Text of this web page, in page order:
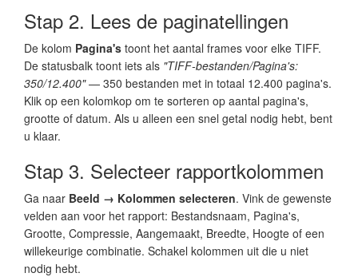
Stap 2. Lees de paginatellingen
De kolom Pagina's toont het aantal frames voor elke TIFF.
De statusbalk toont iets als "TIFF-bestanden/Pagina's:
350/12.400"— 350 bestanden met in totaal 12.400 pagina's.
Klik op een kolomkop om te sorteren op aantal pagina's,
grootte of datum. Als u alleen een snel getal nodig hebt, bent
u klaar.
Stap 3. Selecteer rapportkolommen
Ga naar Beeld → Kolommen selecteren. Vink de gewenste
velden aan voor het rapport: Bestandsnaam, Pagina's,
Grootte, Compressie, Aangemaakt, Breedte, Hoogte of een
willekeurige combinatie. Schakel kolommen uit die u niet
nodig hebt.